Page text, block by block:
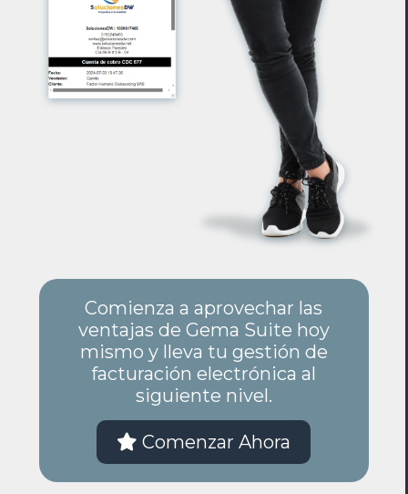
Comienza a aprovechar las
ventajas de Gema Suite hoy
mismo y lleva tu gestión de
facturación electrónica al
siguiente nivel.
Comenzar Ahora